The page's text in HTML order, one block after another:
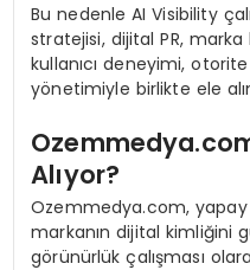
Bu nedenle AI Visibility
stratejisi, dijital PR, marka
kullanıcı deneyimi,
yönetimiyle birlikte ele
Alıyor?
Ozemmedya.com,
markanın dijital kimliğini
görünürlük çalışması